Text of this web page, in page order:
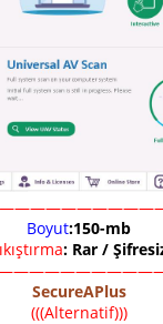
Boyut:150-mb
: Rar /
SecureAPlus
(((Alternatif)))